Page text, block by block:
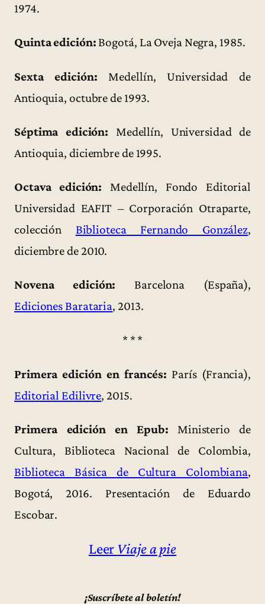
1974.
Quinta edición: Bogotá, La Oveja Negra, 1985.
Sexta edición: Medellín, Universidad de
Antioquia, octubre de 1993.
Séptima edición: Medellín, Universidad de
Antioquia, diciembre de 1995.
Octava edición: Medellín, Fondo Editorial
Universidad EAFIT – Corporación Otraparte,
colección Biblioteca Fernando González,
diciembre de 2010.
Novena edición: Barcelona (España),
Ediciones Barataria, 2013.
* * *
Primera edición en francés: París (Francia),
Editorial Edilivre, 2015.
Primera edición en Epub: Ministerio de
Cultura, Biblioteca Nacional de Colombia,
Biblioteca Básica de Cultura Colombiana,
Bogotá, 2016. Presentación de Eduardo
Escobar.
Leer Viaje a pie
¡Suscríbete al boletín!